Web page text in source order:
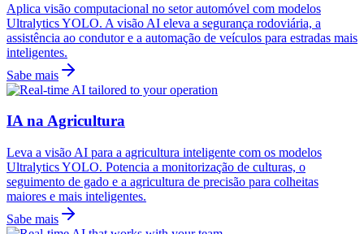
Aplica visão computacional no setor automóvel com modelos
Ultralytics YOLO. A visão AI eleva a segurança rodoviária, a
assistência ao condutor e a automação de veículos para estradas mais
inteligentes.
Sabe mais
IA na Agricultura
Leva a visão AI para a agricultura inteligente com os modelos
Ultralytics YOLO. Potencia a monitorização de culturas, o
seguimento de gado e a agricultura de precisão para colheitas
maiores e mais inteligentes.
Sabe mais